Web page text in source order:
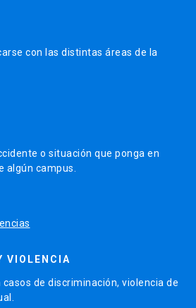
con las distintas áreas de la
o situación que ponga en
algún campus.
VIOLENCIA
de discriminación, violencia de